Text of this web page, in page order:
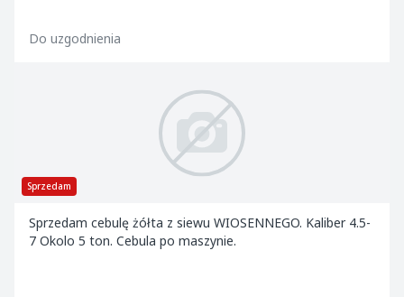
Do uzgodnienia
Sprzedam
Sprzedam cebulę żółta z siewu WIOSENNEGO. Kaliber 4.5-
7 Okolo 5 ton. Cebula po maszynie.